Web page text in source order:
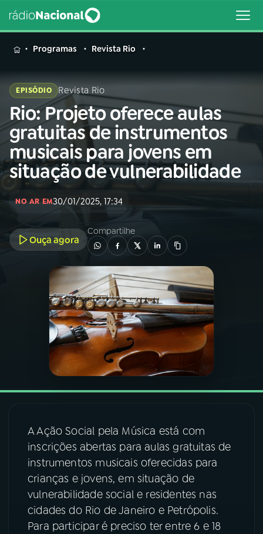
MENU
Buscar
na
Rádio
Nacional
Buscar
AO VIVO
02A RÁDIO
PROGRAMAÇÃO
PROGRAMAS
PODCASTS
07ÚLTIMAS
08FESTIVAL DE MÚSICA
ACOMPANHE A RÁDIO NACIONAL
Programas Revista Rio
EPISÓDIO Revista Rio
Rio: Projeto oferece aulas
gratuitas de instrumentos
musicais para jovens em
situação de vulnerabilidade
NO AR EM30/01/2025, 17:34
Ouça agora
Compartilhe
A Ação Social pela Música está com
inscrições abertas para aulas gratuitas de
instrumentos musicais oferecidas para
crianças e jovens, em situação de
vulnerabilidade social e residentes nas
cidades do Rio de Janeiro e Petrópolis.
Para participar é preciso ter entre 6 e 18